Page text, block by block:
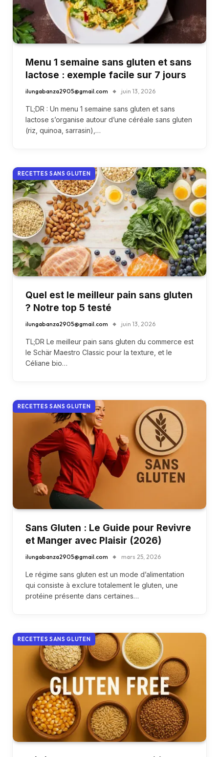
Menu 1 semaine sans gluten et sans
lactose : exemple facile sur 7 jours
ilungabanza2905@gmail.com juin 13, 2026
TL;DR : Un menu 1 semaine sans gluten et sans
lactose s’organise autour d’une céréale sans gluten
(riz, quinoa, sarrasin),…
RECETTES SANS GLUTEN
Quel est le meilleur pain sans gluten
? Notre top 5 testé
ilungabanza2905@gmail.com juin 13, 2026
TL;DR Le meilleur pain sans gluten du commerce est
le Schär Maestro Classic pour la texture, et le
Céliane bio…
RECETTES SANS GLUTEN
Sans Gluten : Le Guide pour Revivre
et Manger avec Plaisir (2026)
ilungabanza2905@gmail.com mars 25, 2026
Le régime sans gluten est un mode d’alimentation
qui consiste à exclure totalement le gluten, une
protéine présente dans certaines…
RECETTES SANS GLUTEN